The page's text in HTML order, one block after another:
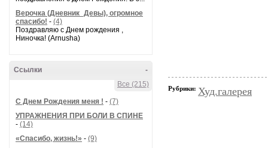
Верочка (Дневник_Девы), огромное
спасибо! - (4)
Поздравляю с Днем рождения ,
Ниночка! (Arnusha)
-
Ссылки
Все (215)
С Днем Рождения меня ! - (7)
УПРАЖНЕНИЯ ПРИ БОЛИ В СПИНЕ
- (14)
«Спасибо, жизнь!» - (9)
Рубрики: Худ.галерея